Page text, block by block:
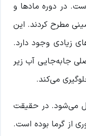
در دوره مادها و
مطرح کردند. این
زیادی وجود دارد.
جابه‌جایی آب زیر
می‌کند.
می‌شود. در حقیقت
از گرما بوده است.